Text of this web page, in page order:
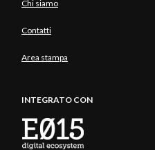
Chi siamo
Contatti
Area stampa
INTEGRATO CON